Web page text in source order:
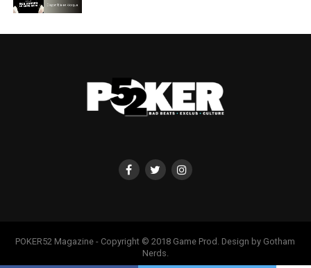
POKER52 Magazine - Copyright © 2018 Game Prod. Design by Gotham
Nerds.